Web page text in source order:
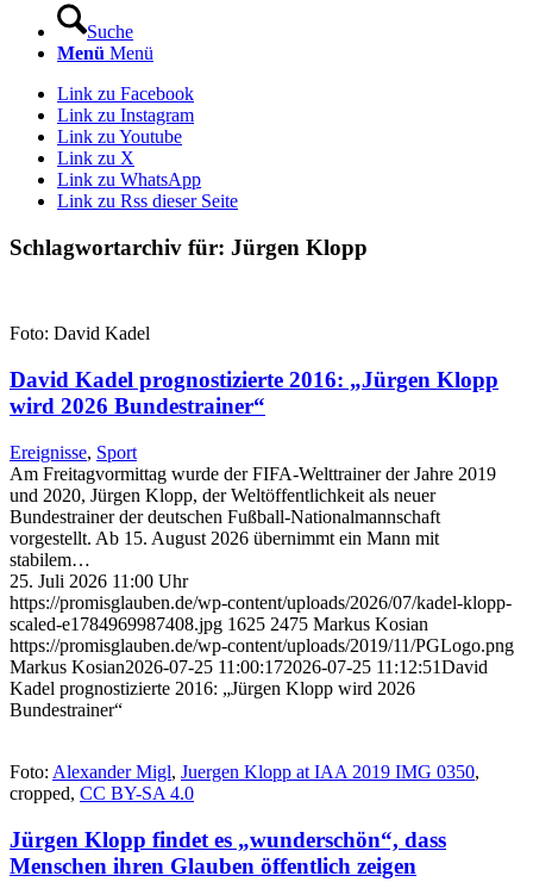
Suche
Menü Menü
Link zu Facebook
Link zu Instagram
Link zu Youtube
Link zu X
Link zu WhatsApp
Link zu Rss dieser Seite
Schlagwortarchiv für: Jürgen Klopp
Foto: David Kadel
David Kadel prognostizierte 2016: „Jürgen Klopp
wird 2026 Bundestrainer“
Ereignisse, Sport
Am Freitagvormittag wurde der FIFA-Welttrainer der Jahre 2019
und 2020, Jürgen Klopp, der Weltöffentlichkeit als neuer
Bundestrainer der deutschen Fußball-Nationalmannschaft
vorgestellt. Ab 15. August 2026 übernimmt ein Mann mit
stabilem…
25. Juli 2026 11:00 Uhr
https://promisglauben.de/wp-content/uploads/2026/07/kadel-klopp-
scaled-e1784969987408.jpg 1625 2475 Markus Kosian
https://promisglauben.de/wp-content/uploads/2019/11/PGLogo.png
Markus Kosian2026-07-25 11:00:172026-07-25 11:12:51David
Kadel prognostizierte 2016: „Jürgen Klopp wird 2026
Bundestrainer“
Foto: Alexander Migl, Juergen Klopp at IAA 2019 IMG 0350,
cropped, CC BY-SA 4.0
Jürgen Klopp findet es „wunderschön“, dass
Menschen ihren Glauben öffentlich zeigen